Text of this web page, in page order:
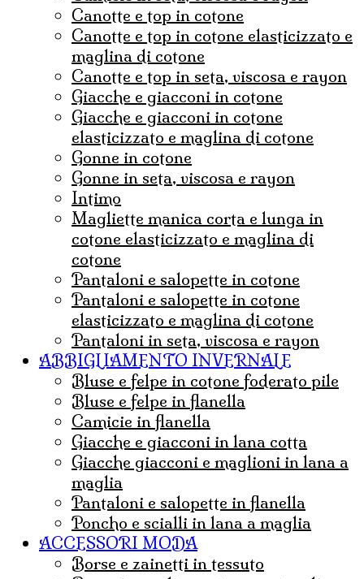
canotte e top in cotone
canotte e top in cotone elasticizzato e
maglina di cotone
canotte e top in seta, viscosa e rayon
Giacche e giacconi in cotone
giacche e giacconi in cotone
elasticizzato e maglina di cotone
gonne in cotone
Gonne in seta, viscosa e rayon
Intimo
magliette manica corta e lunga in
cotone elasticizzato e maglina di
cotone
pantaloni e salopette in cotone
Pantaloni e salopette in cotone
elasticizzato e maglina di cotone
Pantaloni in seta, viscosa e rayon
ABBIGLIAMENTO INVERNALE
Bluse e felpe in cotone foderato pile
Bluse e felpe in flanella
Camicie in flanella
Giacche e giacconi in lana cotta
Giacche giacconi e maglioni in lana a
maglia
Pantaloni e salopette in flanella
Poncho e scialli in lana a maglia
ACCESSORI MODA
borse e zainetti in tessuto